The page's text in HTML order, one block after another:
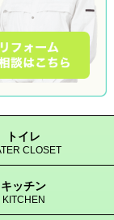
トイレ
CLOSET
キッチン
KITCHEN